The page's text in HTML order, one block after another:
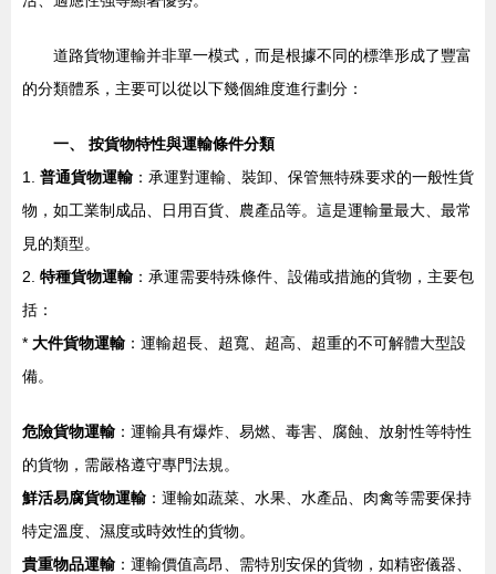
道路貨物運輸并非單一模式，而是根據不同的標準形成了豐富
的分類體系，主要可以從以下幾個維度進行劃分：
一、 按貨物特性與運輸條件分類
1. 普通貨物運輸 ：承運對運輸、裝卸、保管無特殊要求的一般性貨
物，如工業制成品、日用百貨、農產品等。這是運輸量最大、最常
見的類型。
2. 特種貨物運輸 ：承運需要特殊條件、設備或措施的貨物，主要包
括：
* 大件貨物運輸 ：運輸超長、超寬、超高、超重的不可解體大型設
備。
危險貨物運輸 ：運輸具有爆炸、易燃、毒害、腐蝕、放射性等特性
的貨物，需嚴格遵守專門法規。
鮮活易腐貨物運輸 ：運輸如蔬菜、水果、水產品、肉禽等需要保持
特定溫度、濕度或時效性的貨物。
貴重物品運輸 ：運輸價值高昂、需特別安保的貨物，如精密儀器、